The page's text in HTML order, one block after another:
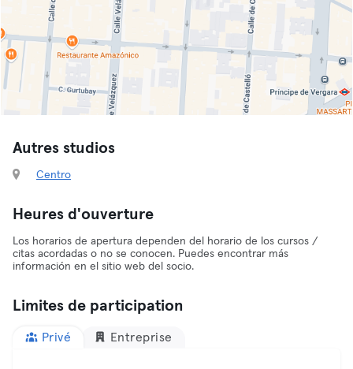
Autres studios
Centro
Heures d'ouverture
Los horarios de apertura dependen del horario de los cursos /
citas acordadas o no se conocen. Puedes encontrar más
información en el sitio web del socio.
Limites de participation
Privé Entreprise